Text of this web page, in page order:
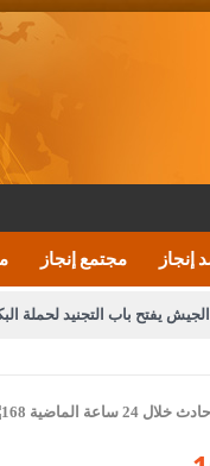
مجتمع إنجاز إنجاز
الجيش يفتح باب التجنيد لحملة
الصحف اليومية ويؤكد حرص